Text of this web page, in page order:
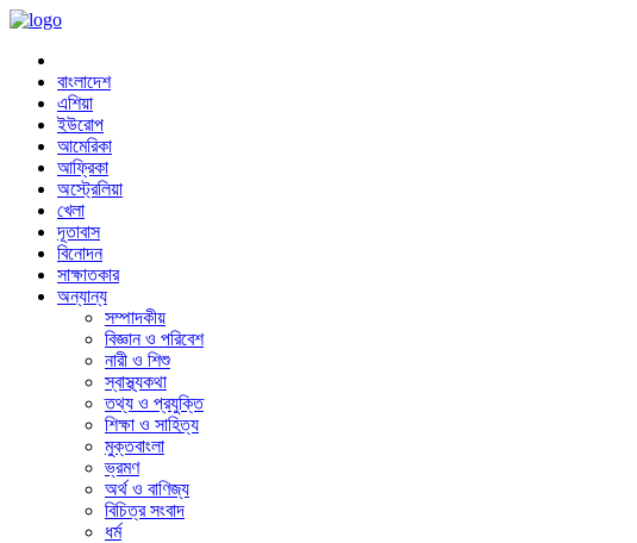
বাংলাদেশ
এশিয়া
ইউরোপ
আমেরিকা
আফ্রিকা
অস্ট্রেলিয়া
খেলা
দূতাবাস
বিনোদন
সাক্ষাতকার
অন্যান্য
সম্পাদকীয়
বিজ্ঞান ও পরিবেশ
নারী ও শিশু
স্বাস্থ্যকথা
তথ্য ও প্রযুক্তি
শিক্ষা ও সাহিত্য
মুক্তবাংলা
ভ্রমণ
অর্থ ও বাণিজ্য
বিচিত্র সংবাদ
ধর্ম